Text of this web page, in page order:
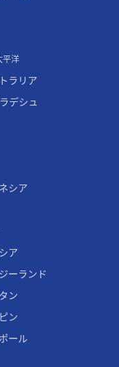
平洋
ラリア
デシュ
シア
ア
ーランド
ン
ン
ール